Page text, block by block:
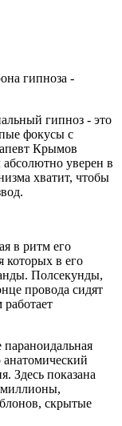
гипноза -
гипноз - это
фокусы с
Крымов
уверен в
хватит, чтобы
в ритм его
которых в его
Полсекунды,
провода сидят
анатомический
Здесь показана
миллионы,
скрытые